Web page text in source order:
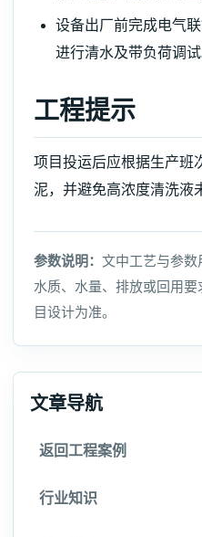
设备出厂前完成电气
进行清水及带负荷调试
工程提示
项目投运后应根据生产班
泥，并避免高浓度清洗液
参数说明： 文中工艺与参数
水质、水量、排放或回用
目设计为准。
文章导航
返回工程案例
行业知识